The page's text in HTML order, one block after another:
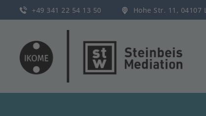
+49 341 22 54 13 50 Hohe Str. 11, 04107